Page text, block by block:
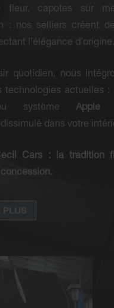
fleur, capotes sur
: nos selliers créent
l’élégance d’origine.
quotidien, nous
technologies actuelles :
système Apple
dans votre
Cars : la tradition